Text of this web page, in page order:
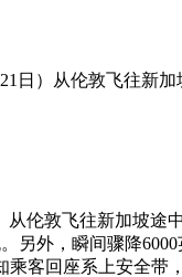
日）从伦敦飞往新加
伦敦飞往新加坡途
外，瞬间骤降
座系上安全带，